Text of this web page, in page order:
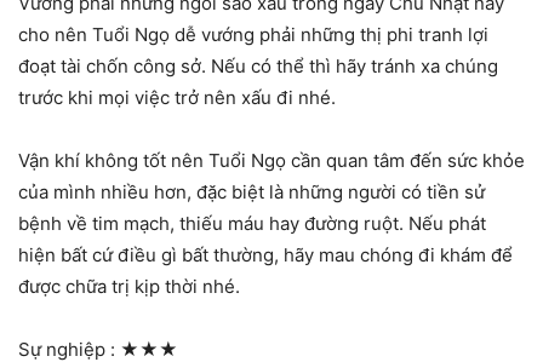
cho nên Tuổi Ngọ dễ vướng phải những thị phi tranh lợi
đoạt tài chốn công sở. Nếu có thể thì hãy tránh xa chúng
trước khi mọi việc trở nên xấu đi nhé.
Vận khí không tốt nên Tuổi Ngọ cần quan tâm đến sức khỏe
của mình nhiều hơn, đặc biệt là những người có tiền sử
bệnh về tim mạch, thiếu máu hay đường ruột. Nếu phát
hiện bất cứ điều gì bất thường, hãy mau chóng đi khám để
được chữa trị kịp thời nhé.
Sự nghiệp : ★★★